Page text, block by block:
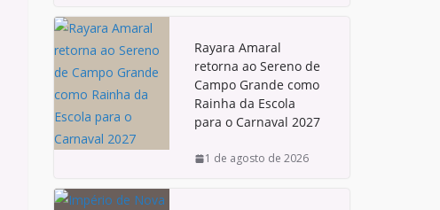
Rayara Amaral
retorna ao Sereno de
Campo Grande como
Rainha da Escola
para o Carnaval 2027
1 de agosto de 2026